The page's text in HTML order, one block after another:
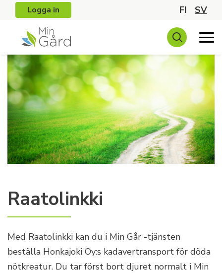
Logga in FI SV
Raatolinkki
Med Raatolinkki kan du i Min Går -tjänsten
beställa Honkajoki Oy:s kadavertransport för döda
nötkreatur. Du tar först bort djuret normalt i Min